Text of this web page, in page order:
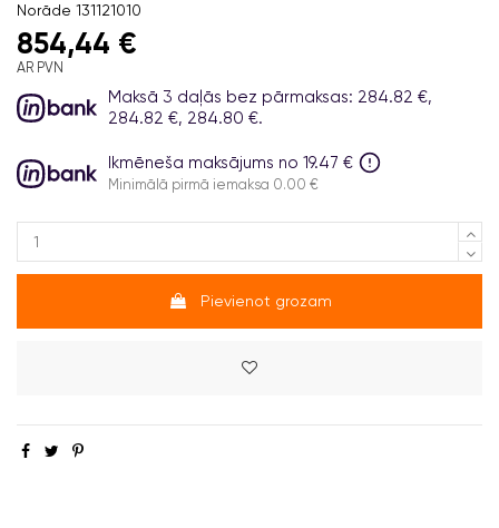
Norāde 131121010
854,44 €
AR PVN
Maksā 3 daļās bez pārmaksas: 284.82 €,
284.82 €, 284.80 €.
Ikmēneša maksājums no 19.47 €
Minimālā pirmā iemaksa 0.00 €
Pievienot grozam